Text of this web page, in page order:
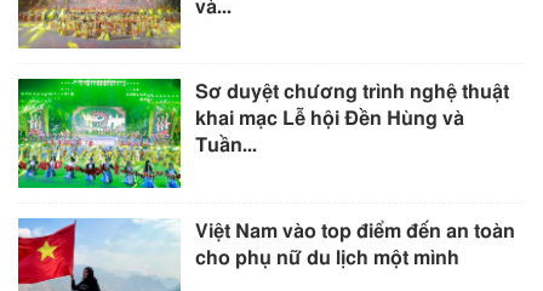
và...
Sơ duyệt chương trình nghệ thuật
khai mạc Lễ hội Đền Hùng và
Tuần...
Việt Nam vào top điểm đến an toàn
cho phụ nữ du lịch một mình